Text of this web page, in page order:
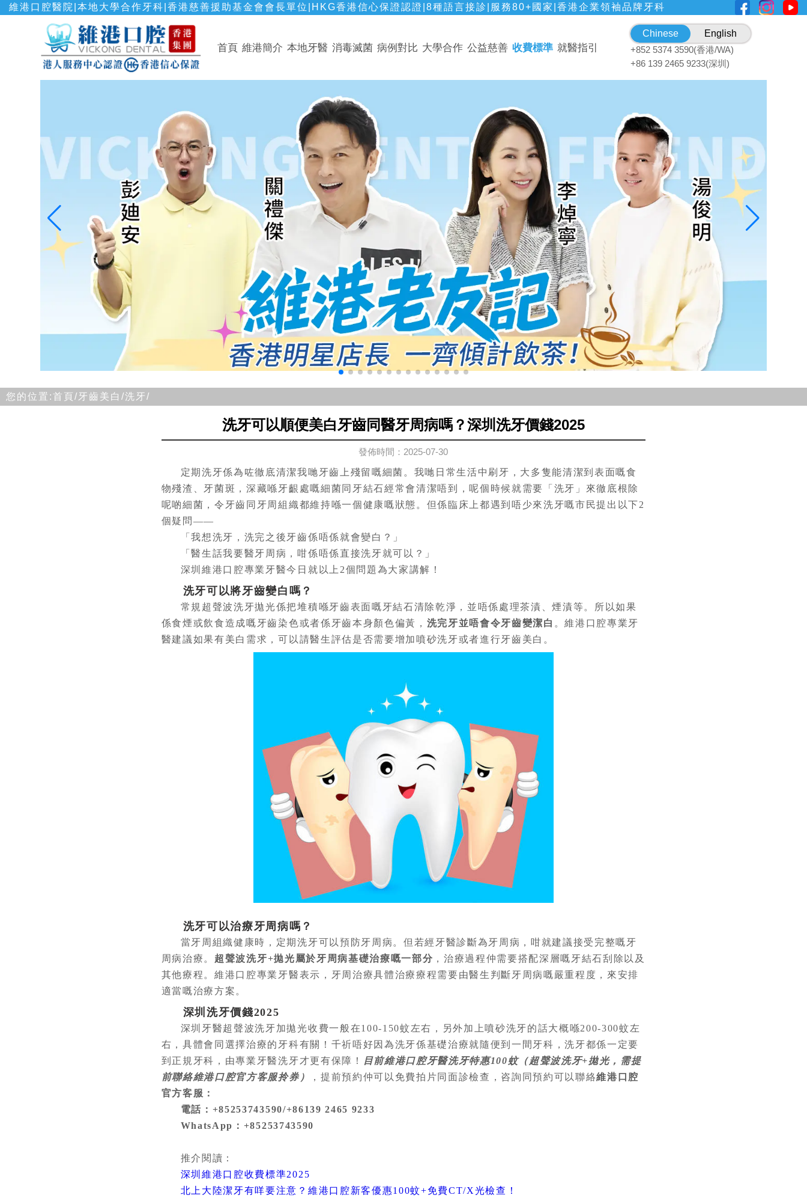
維港口腔醫院|本地大學合作牙科|香港慈善援助基金會會長單位|HKG香港信心保證認證|8種語言接診|服務80+國家|香港企業領袖品牌牙科
首頁 維港簡介 本地牙醫 消毒滅菌 病例對比 大學合作 公益慈善 收費標準 就醫指引
Chinese
English
+852 5374 3590(香港/WA)
+86 139 2465 9233(深圳)
您的位置:首頁/ 牙齒美白/洗牙/
洗牙可以順便美白牙齒同醫牙周病嗎？深圳洗牙價錢2025
發佈時間：2025-07-30
定期洗牙係為咗徹底清潔我哋牙齒上殘留嘅細菌。我哋日常生活中刷牙，大多隻能清潔到表面嘅食
物殘渣、牙菌斑，深藏喺牙齦處嘅細菌同牙結石經常會清潔唔到，呢個時候就需要「洗牙」來徹底根除
呢啲細菌，令牙齒同牙周組織都維持喺一個健康嘅狀態。但係臨床上都遇到唔少來洗牙嘅市民提出以下2
個疑問——
「我想洗牙，洗完之後牙齒係唔係就會變白？」
「醫生話我要醫牙周病，咁係唔係直接洗牙就可以？」
深圳維港口腔專業牙醫今日就以上2個問題為大家講解！
洗牙可以將牙齒變白嗎？
常規超聲波洗牙拋光係把堆積喺牙齒表面嘅牙結石清除乾淨，並唔係處理茶漬、煙漬等。所以如果
係食煙或飲食造成嘅牙齒染色或者係牙齒本身顏色偏黃， 洗完牙並唔會令牙齒變潔白 。維港口腔專業牙
醫建議如果有美白需求，可以請醫生評估是否需要增加噴砂洗牙或者進行牙齒美白。
洗牙可以治療牙周病嗎？
當牙周組織健康時，定期洗牙可以預防牙周病。但若經牙醫診斷為牙周病，咁就建議接受完整嘅牙
周病治療。 超聲波洗牙+拋光屬於牙周病基礎治療嘅一部分 ，治療過程仲需要搭配深層嘅牙結石刮除以及
其他療程。維港口腔專業牙醫表示，牙周治療具體治療療程需要由醫生判斷牙周病嘅嚴重程度，來安排
適當嘅治療方案。
深圳洗牙價錢2025
深圳牙醫超聲波洗牙加拋光收費一般在100-150蚊左右，另外加上噴砂洗牙的話大概喺200-300蚊左
右，具體會同選擇治療的牙科有關！千祈唔好因為洗牙係基礎治療就隨便到一間牙科，洗牙都係一定要
到正規牙科，由專業牙醫洗牙才更有保障！
目前維港口腔牙醫洗牙特惠100蚊（超聲波洗牙+拋光，需提
前聯絡維港口腔官方客服拎券）
，提前預約仲可以免費拍片同面診檢查，咨詢同預約可以聯絡維港口腔
官方客服：
電話：+85253743590/+86139 2465 9233
WhatsApp：+85253743590
推介閱讀：
深圳維港口腔收費標準2025
北上大陸潔牙有咩要注意？維港口腔新客優惠100蚊+免費CT/X光檢查！